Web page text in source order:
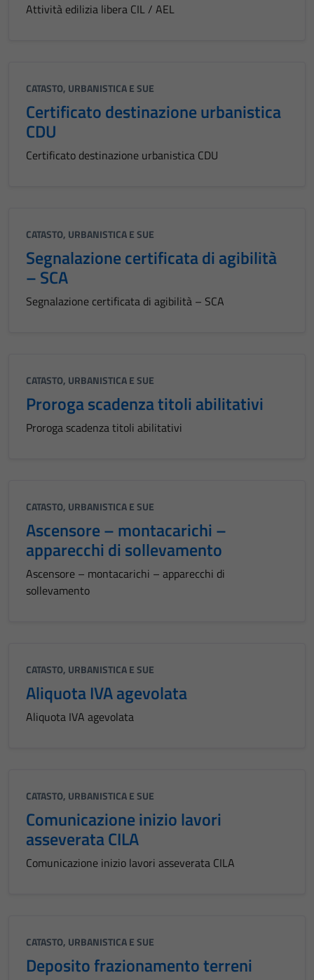
Attività edilizia libera CIL / AEL
CATASTO, URBANISTICA E SUE
Certificato destinazione urbanistica
CDU
Certificato destinazione urbanistica CDU
CATASTO, URBANISTICA E SUE
Segnalazione certificata di agibilità
– SCA
Segnalazione certificata di agibilità – SCA
CATASTO, URBANISTICA E SUE
Proroga scadenza titoli abilitativi
Proroga scadenza titoli abilitativi
CATASTO, URBANISTICA E SUE
Ascensore – montacarichi –
apparecchi di sollevamento
Ascensore – montacarichi – apparecchi di
sollevamento
CATASTO, URBANISTICA E SUE
Aliquota IVA agevolata
Aliquota IVA agevolata
CATASTO, URBANISTICA E SUE
Comunicazione inizio lavori
asseverata CILA
Comunicazione inizio lavori asseverata CILA
CATASTO, URBANISTICA E SUE
Deposito frazionamento terreni